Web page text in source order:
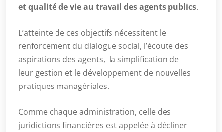
et qualité de vie au travail des agents publics.
L’atteinte de ces objectifs nécessitent le
renforcement du dialogue social, l’écoute des
aspirations des agents, la simplification de
leur gestion et le développement de nouvelles
pratiques managériales.
Comme chaque administration, celle des
juridictions financières est appelée à décliner